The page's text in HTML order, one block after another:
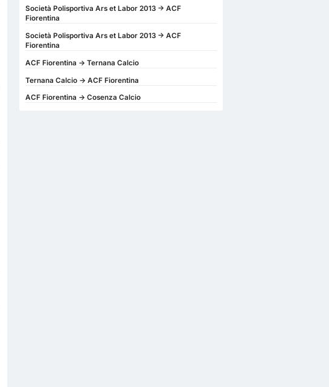
Società Polisportiva Ars et Labor 2013 -> ACF
Fiorentina
Società Polisportiva Ars et Labor 2013 -> ACF
Fiorentina
ACF Fiorentina -> Ternana Calcio
Ternana Calcio -> ACF Fiorentina
ACF Fiorentina -> Cosenza Calcio